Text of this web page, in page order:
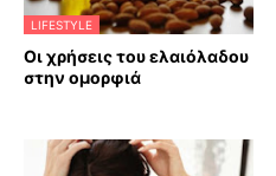
LIFESTYLE
Οι χρήσεις του ελαιόλαδου
στην ομορφιά